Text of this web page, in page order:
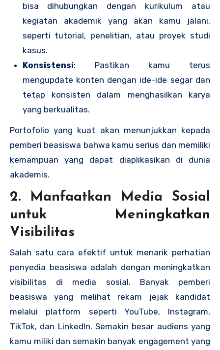
bisa dihubungkan dengan kurikulum atau
kegiatan akademik yang akan kamu jalani,
seperti tutorial, penelitian, atau proyek studi
kasus.
Konsistensi: Pastikan kamu terus
mengupdate konten dengan ide-ide segar dan
tetap konsisten dalam menghasilkan karya
yang berkualitas.
Portofolio yang kuat akan menunjukkan kepada
pemberi beasiswa bahwa kamu serius dan memiliki
kemampuan yang dapat diaplikasikan di dunia
akademis.
2. Manfaatkan Media Sosial
untuk Meningkatkan
Visibilitas
Salah satu cara efektif untuk menarik perhatian
penyedia beasiswa adalah dengan meningkatkan
visibilitas di media sosial. Banyak pemberi
beasiswa yang melihat rekam jejak kandidat
melalui platform seperti YouTube, Instagram,
TikTok, dan LinkedIn. Semakin besar audiens yang
kamu miliki dan semakin banyak engagement yang